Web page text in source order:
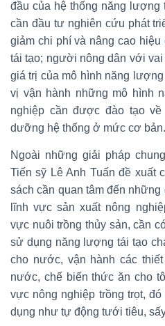
đầu của hệ thống năng lượng
cần đầu tư nghiên cứu phát
giảm chi phí và nâng cao
tái tạo; người nông dân với
giá trị của mô hình năng
vị vận hành những mô hình
nghiệp cần được đào tạo
dưỡng hệ thống ở mức cơ bản.
Ngoài những giải pháp
Tiến sỹ Lê Anh Tuấn đề xuất
sách cần quan tâm đến
lĩnh vực sản xuất nông
vực nuôi trồng thủy sản, cần
sử dụng năng lượng tái tạo
cho nước, vận hành các
nước, chế biến thức ăn cho
vực nông nghiệp trồng trọt,
dụng như tự động tưới tiêu,